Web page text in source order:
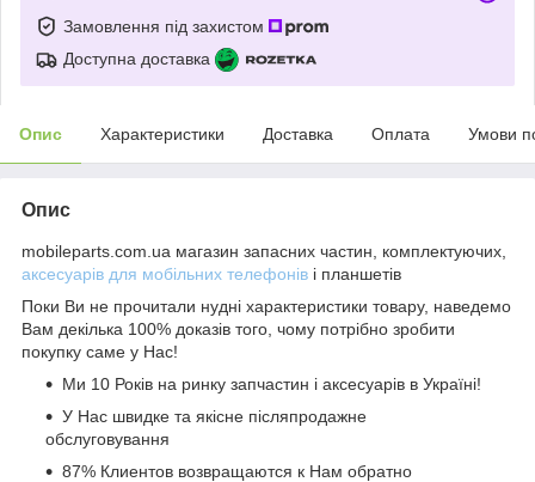
Замовлення під захистом
Доступна доставка
Опис Характеристики Доставка Оплата Умови
Опис
mobileparts.com.ua магазин запасних частин, комплектуючих,
аксесуарів для мобільних телефонів і планшетів
Поки Ви не прочитали нудні характеристики товару, наведемо
Вам декілька 100% доказів того, чому потрібно зробити
покупку саме у Нас!
Ми 10 Років на ринку запчастин і аксесуарів в Україні!
У Нас швидке та якісне післяпродажне
обслуговування
87% Клиентов возвращаются к Нам обратно